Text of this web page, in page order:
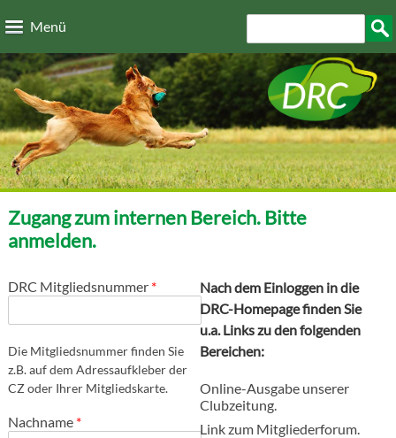
Menü
Zugang zum internen Bereich. Bitte
anmelden.
DRC Mitgliedsnummer *
Die Mitgliedsnummer finden Sie
z.B. auf dem Adressaufkleber der
CZ oder Ihrer Mitgliedskarte.
Nachname *
Nach dem Einloggen in die
DRC-Homepage finden Sie
u.a. Links zu den folgenden
Bereichen:
Online-Ausgabe unserer
Clubzeitung.
Link zum Mitgliederforum.